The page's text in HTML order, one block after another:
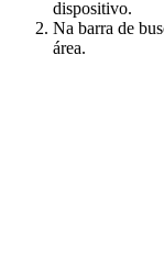
dispositivo.
Na barra de
área.